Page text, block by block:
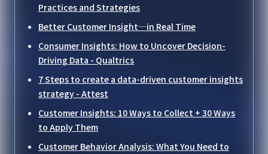
Practices and Strategies
Better Customer Insight—in Real Time
Consumer Insights: How to Uncover Decision-
Driving Data - Qualtrics
7 Steps to create a data-driven customer insights
strategy - Attest
Customer Insights: 10 Ways to Collect + 30 Ways
to Apply Them
Customer Behavior Analysis: What You Need to